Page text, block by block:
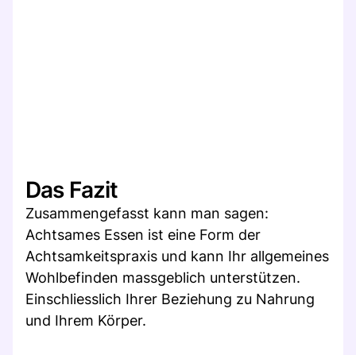
Das Fazit
Zusammengefasst kann man sagen:
Achtsames Essen ist eine Form der
Achtsamkeitspraxis und kann Ihr allgemeines
Wohlbefinden massgeblich unterstützen.
Einschliesslich Ihrer Beziehung zu Nahrung
und Ihrem Körper.